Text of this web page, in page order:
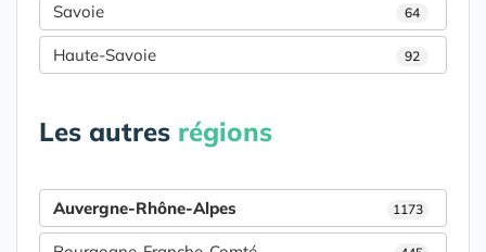
Savoie 64
Haute-Savoie 92
Les autres régions
Auvergne-Rhône-Alpes 1173